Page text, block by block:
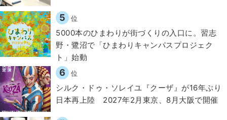
5 位
5000本のひまわりが街づくりの入口に。習志
野・鷺沼で「ひまわりキャンパスプロジェク
ト」始動
6 位
シルク・ドゥ・ソレイユ『クーザ』が16年ぶり
日本再上陸 2027年2月東京、8月大阪で開催